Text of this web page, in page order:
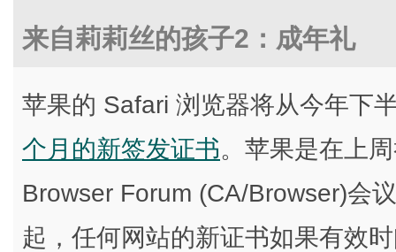
来自莉莉丝的孩子2：成年礼
苹果的 Safari 浏览器将从今年下
个月的新签发证书。苹果是在上
Browser Forum (CA/Browser)会
起，任何网站的新证书如果有效